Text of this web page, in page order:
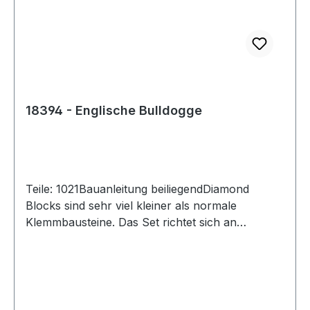
18394 - Englische Bulldogge
Teile: 1021Bauanleitung beiliegendDiamond
Blocks sind sehr viel kleiner als normale
Klemmbausteine. Das Set richtet sich an